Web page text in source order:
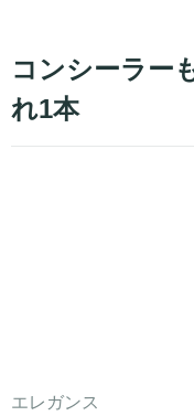
コンシーラー
れ1本
エレガンス